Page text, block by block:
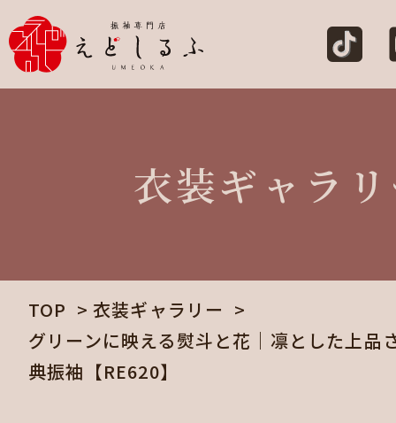
衣装ギャラ
TOP
衣装ギャラリー
グリーンに映える熨斗と花｜凛とした上品
典振袖【RE620】